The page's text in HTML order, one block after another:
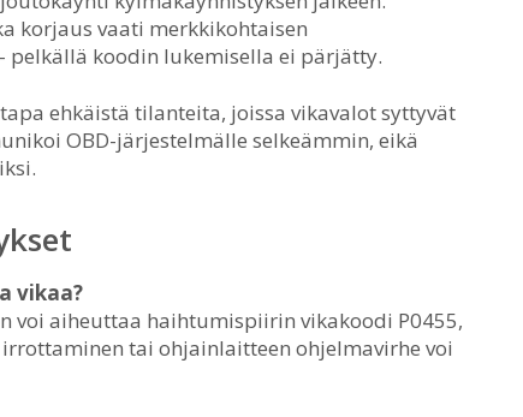
korjaus vaati merkkikohtaisen
koodin lukemisella ei pärjätty.
ehkäistä tilanteita, joissa vikavalot syttyvät
OBD-järjestelmälle selkeämmin, eikä
vikaa?
voi aiheuttaa haihtumispiirin vikakoodi P0455,
tai ohjainlaitteen ohjelmavirhe voi